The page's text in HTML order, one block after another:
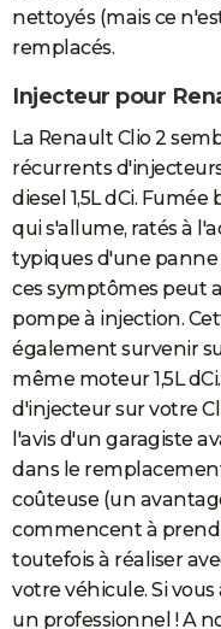
nettoyés (mais ce
remplacés.
Injecteur pour
La Renault Clio 2
récurrents
diesel 1,5L dCi.
qui s'allume, ratés à
typiques d'une
ces symptômes peut
pompe à injection.
également survenir
même moteur 1,5L
d'injecteur sur votre
l'avis d'un garagiste
dans le
coûteuse (un
commencent à
toutefois à réaliser
votre véhicule. Si
un professionnel ! A